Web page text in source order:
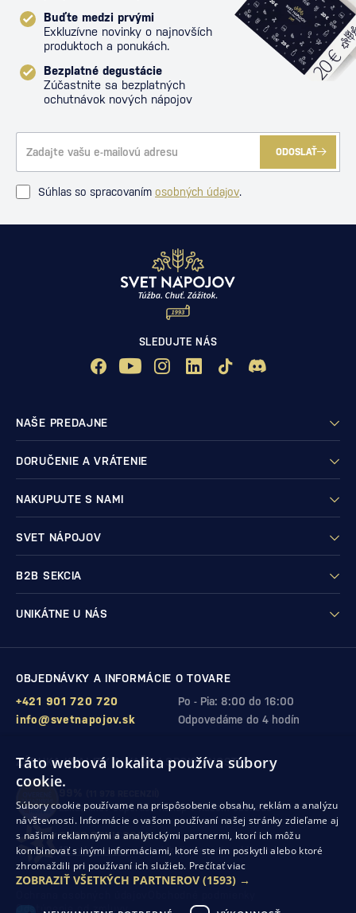
Buďte medzi prvými
Exkluzívne novinky o najnovších
produktoch a ponukách.
Bezplatné degustácie
Zúčastnite sa bezplatných
ochutnávok nových nápojov
ODOSLAŤ
Súhlas so spracovaním osobných údajov.
SLEDUJTE NÁS
NAŠE PREDAJNE
DORUČENIE A VRÁTENIE
NAKUPUJTE S NAMI
SVET NÁPOJOV
B2B SEKCIA
UNIKÁTNE U NÁS
OBJEDNÁVKY A INFORMÁCIE O TOVARE
Po - Pia: 8:00 do 16:00
+421 901 720 720
Odpovedáme do 4 hodín
info@svetnapojov.sk
ZÁRUKA KVALITY A VAŠEJ SPOKOJNOSTI
zákazníkov odporúča nákup v našom obchode
SHOP ROKU 2024
10. rok po sebesme získali ocenenie od Heureka
Odstúpenie od zmluvy
Táto webová lokalita používa súbory
cookie.
Súbory cookie používame na prispôsobenie obsahu, reklám a analýzu
návštevnosti. Informácie o vašom používaní našej stránky zdieľame aj
s našimi reklamnými a analytickými partnermi, ktorí ich môžu
kombinovať s inými informáciami, ktoré ste im poskytli alebo ktoré
zhromaždili pri používaní ich služieb. Prečítať viac
ZOBRAZIŤ VŠETKÝCH PARTNEROV (1593) →